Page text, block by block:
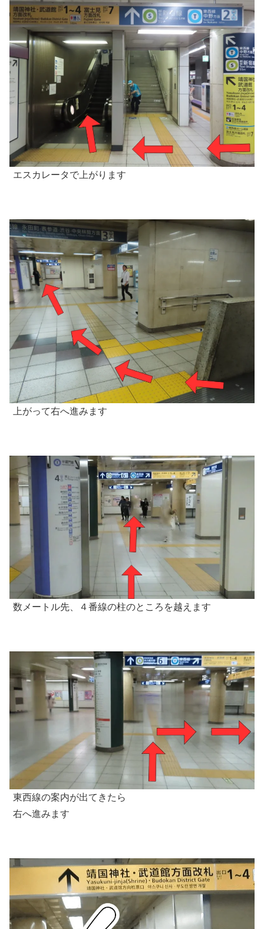
エスカレータで上がります
上がって右へ進みます
数メートル先、４番線の柱のところを越えます
東西線の案内が出てきたら
右へ進みます